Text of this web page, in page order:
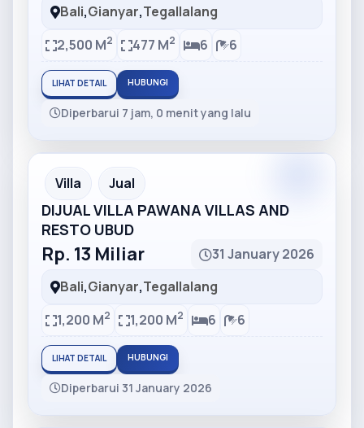
Bali,Gianyar,Tegallalang
2,500 M2 477 M2 6 6
LIHAT DETAIL HUBUNGI
Diperbarui 7 jam, 0 menit yang lalu
Partner Ad
Villa Jual
DIJUAL VILLA PAWANA VILLAS AND
RESTO UBUD
Rp. 13 Miliar
31 January 2026
Bali,Gianyar,Tegallalang
1,200 M2 1,200 M2 6 6
LIHAT DETAIL HUBUNGI
Diperbarui 31 January 2026